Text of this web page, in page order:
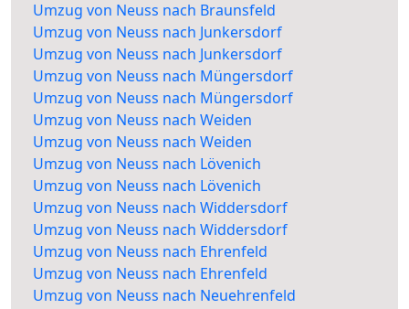
Umzug von Neuss nach Braunsfeld
Umzug von Neuss nach Junkersdorf
Umzug von Neuss nach Junkersdorf
Umzug von Neuss nach Müngersdorf
Umzug von Neuss nach Müngersdorf
Umzug von Neuss nach Weiden
Umzug von Neuss nach Weiden
Umzug von Neuss nach Lövenich
Umzug von Neuss nach Lövenich
Umzug von Neuss nach Widdersdorf
Umzug von Neuss nach Widdersdorf
Umzug von Neuss nach Ehrenfeld
Umzug von Neuss nach Ehrenfeld
Umzug von Neuss nach Neuehrenfeld